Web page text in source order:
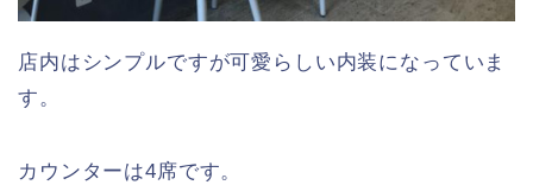
店内はシンプルですが可愛らしい内装になっていま
す。
カウンターは4席です。